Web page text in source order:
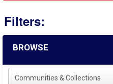
Filters:
BROWSE
Communities & Collections